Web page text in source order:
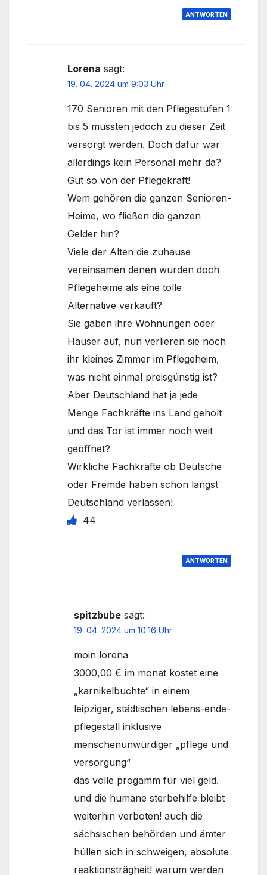
ANTWORTEN
Lorena sagt:
19. 04. 2024 um 9:03 Uhr
170 Senioren mit den Pflegestufen 1
bis 5 mussten jedoch zu dieser Zeit
versorgt werden. Doch dafür war
allerdings kein Personal mehr da?
Gut so von der Pflegekraft!
Wem gehören die ganzen Senioren-
Heime, wo fließen die ganzen
Gelder hin?
Viele der Alten die zuhause
vereinsamen denen wurden doch
Pflegeheime als eine tolle
Alternative verkauft?
Sie gaben ihre Wohnungen oder
Häuser auf, nun verlieren sie noch
ihr kleines Zimmer im Pflegeheim,
was nicht einmal preisgünstig ist?
Aber Deutschland hat ja jede
Menge Fachkräfte ins Land geholt
und das Tor ist immer noch weit
geöffnet?
Wirkliche Fachkräfte ob Deutsche
oder Fremde haben schon längst
Deutschland verlassen!
44
ANTWORTEN
spitzbube sagt:
19. 04. 2024 um 10:16 Uhr
moin lorena
3000,00 € im monat kostet eine
„karnikelbuchte“ in einem
leipziger, städtischen lebens-ende-
pflegestall inklusive
menschenunwürdiger „pflege und
versorgung“
das volle progamm für viel geld.
und die humane sterbehilfe bleibt
weiterhin verboten! auch die
sächsischen behörden und ämter
hüllen sich in schweigen, absolute
reaktionsträgheit! warum werden